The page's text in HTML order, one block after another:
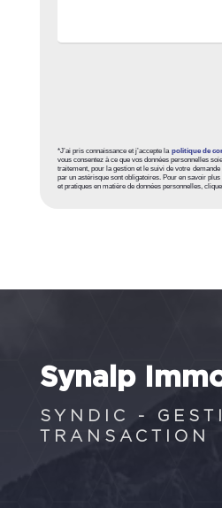
*J’ai pris connaissance et j’accepte la politique de
vous consentez à ce que vos données personnelles
traitement, pour la gestion et le suivi de votre
par un astérisque sont obligatoires. Pour en savoir
et pratiques en matière de données personnelles,
Synalp
SYNDIC -
TRANSACTION